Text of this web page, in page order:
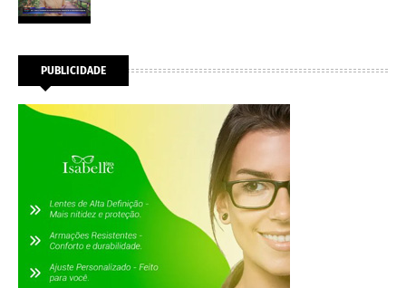
PUBLICIDADE